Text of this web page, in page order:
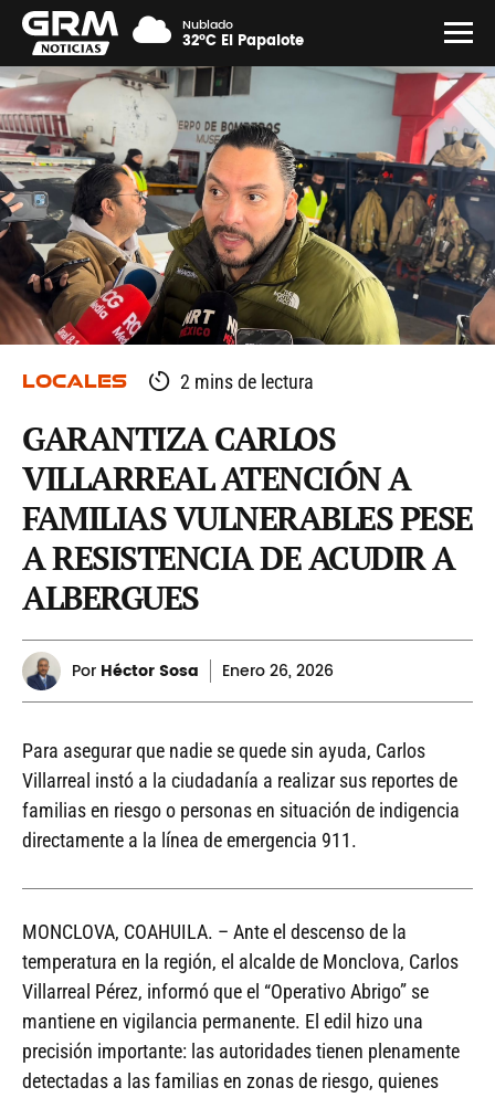
Nublado
32°C El Papalote
LOCALES 2 mins de lectura
GARANTIZA CARLOS
VILLARREAL ATENCIÓN A
FAMILIAS VULNERABLES PESE
A RESISTENCIA DE ACUDIR A
ALBERGUES
Por Héctor Sosa Enero26, 2026
Para asegurar que nadie se quede sin ayuda, Carlos
Villarreal instó a la ciudadanía a realizar sus reportes de
familias en riesgo o personas en situación de indigencia
directamente a la línea de emergencia 911.
MONCLOVA, COAHUILA. – Ante el descenso de la
temperatura en la región, el alcalde de Monclova, Carlos
Villarreal Pérez, informó que el “Operativo Abrigo” se
mantiene en vigilancia permanente. El edil hizo una
precisión importante: las autoridades tienen plenamente
detectadas a las familias en zonas de riesgo, quienes